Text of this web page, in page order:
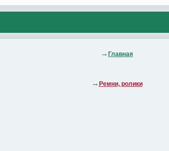
Главная
Ремни, ролики